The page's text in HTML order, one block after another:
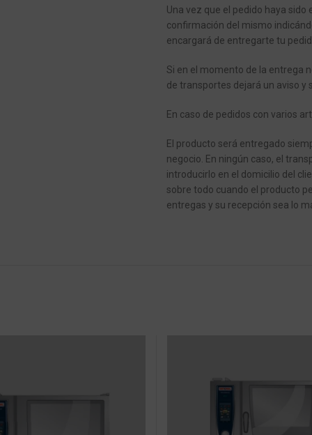
Una vez que el pedido haya
confirmación del mismo
encargará de entregarte tu
Si en el momento de la entrega
de transportes dejará un aviso y
En caso de pedidos con varios
El producto será entregado
negocio. En ningún caso, el
introducirlo en el domicilio del
sobre todo cuando el producto
entregas y su recepción sea lo